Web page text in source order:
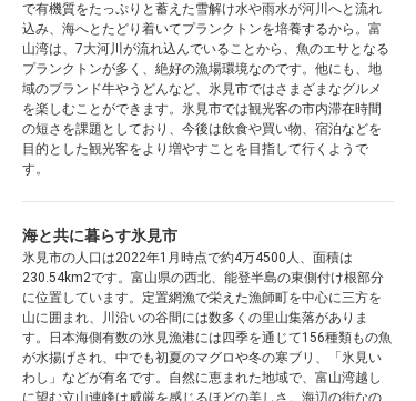
で有機質をたっぷりと蓄えた雪解け水や雨水が河川へと流れ
込み、海へとたどり着いてプランクトンを培養するから。富
山湾は、7大河川が流れ込んでいることから、魚のエサとなる
プランクトンが多く、絶好の漁場環境なのです。他にも、地
域のブランド牛やうどんなど、氷見市ではさまざまなグルメ
を楽しむことができます。氷見市では観光客の市内滞在時間
の短さを課題としており、今後は飲食や買い物、宿泊などを
目的とした観光客をより増やすことを目指して行くようで
す。
海と共に暮らす氷見市
氷見市の人口は2022年1月時点で約4万4500人、面積は
230.54km2です。富山県の西北、能登半島の東側付け根部分
に位置しています。定置網漁で栄えた漁師町を中心に三方を
山に囲まれ、川沿いの谷間には数多くの里山集落がありま
す。日本海側有数の氷見漁港には四季を通じて156種類もの魚
が水揚げされ、中でも初夏のマグロや冬の寒ブリ、「氷見い
わし」などが有名です。自然に恵まれた地域で、富山湾越し
に望む立山連峰は威厳を感じるほどの美しさ。海辺の街なの